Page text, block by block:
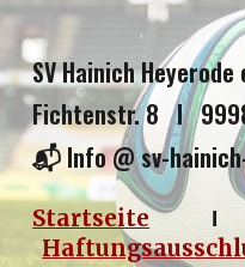
SV Hainich Heyerode
Fichtenstr. 8 I
📬 Info @ sv-
Startseite I